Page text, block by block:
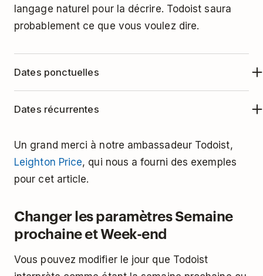
langage naturel pour la décrire. Todoist saura
probablement ce que vous voulez dire.
Dates ponctuelles
vous ajoutez une tâche sur Todoist pour
CE QUE VOUS CE QUE TODOIST COMPREND
fonctionne aussi)
fonctionne aussi)
Dates récurrentes
chaque semaine, chaque mois ou autre, vous
pouvez créer unedate récurrente. Cliquezici
pour découvrir comment régler des dates
semaineou tous les 3 mois.
Un grand merci à notre ambassadeur Todoist,
Leighton Price, qui nous a fourni des exemples
pour cet article.
Changer les paramètres Semaine
prochaine et Week-end
Vous pouvez modifier le jour que Todoist